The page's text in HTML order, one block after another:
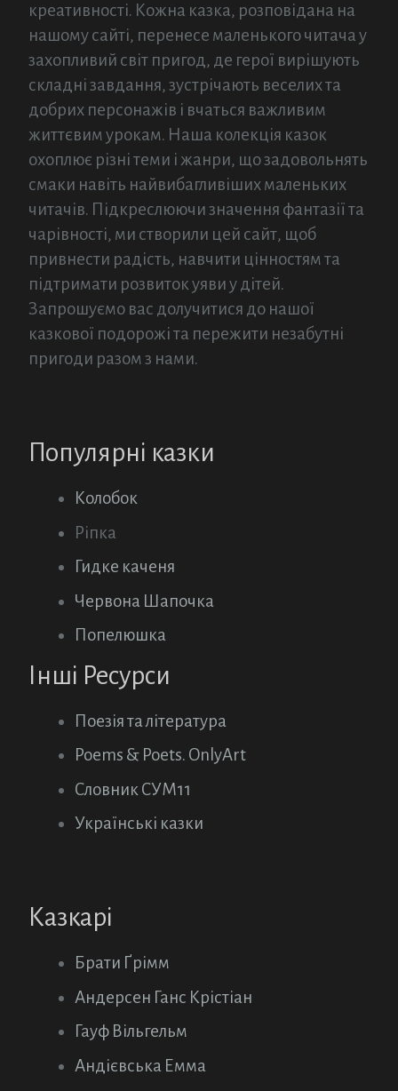
креативності. Кожна казка, розповідана на
нашому сайті, перенесе маленького читача у
захопливий світ пригод, де герої вирішують
складні завдання, зустрічають веселих та
добрих персонажів і вчаться важливим
життєвим урокам. Наша колекція казок
охоплює різні теми і жанри, що задовольнять
смаки навіть найвибагливіших маленьких
читачів. Підкреслюючи значення фантазії та
чарівності, ми створили цей сайт, щоб
привнести радість, навчити цінностям та
підтримати розвиток уяви у дітей.
Запрошуємо вас долучитися до нашої
казкової подорожі та пережити незабутні
пригоди разом з нами.
Популярні казки
Колобок
Ріпка
Гидке каченя
Червона Шапочка
Попелюшка
Інші Ресурси
Поезія та література
Poems & Poets. OnlyArt
Словник СУМ11
Українські казки
Казкарі
Брати Ґрімм
Андерсен Ганс Крістіан
Гауф Вільгельм
Андієвська Емма